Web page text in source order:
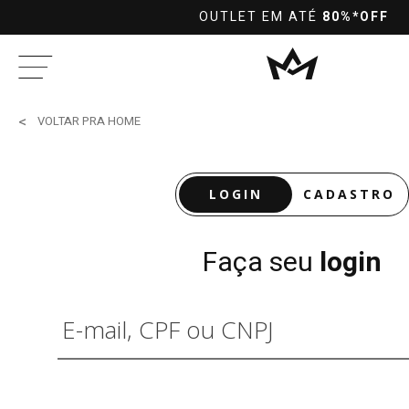
PRA PAGAMENTOS NO PIX À VISTA
VOLTAR PRA HOME
LOGIN CADASTRO
Faça seu login